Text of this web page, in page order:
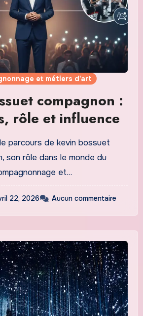
et métiers d'art
compagnon :
rôle et influence
parcours de kevin bossuet
son rôle dans le monde du
et…
22, 2026 Aucun commentaire